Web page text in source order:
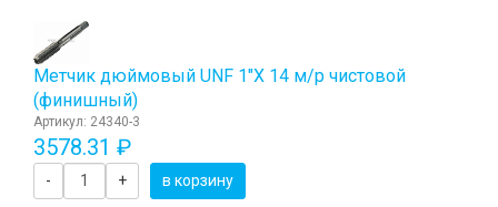
Метчик дюймовый UNF 1"Х 14 м/р чистовой
(финишный)
Артикул: 24340-3
3578.31 ₽
- + в корзину